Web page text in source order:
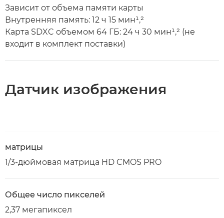
Зависит от объема памяти карты
Внутренняя память: 12 ч 15 мин¹,²
Карта SDXC объемом 64 ГБ: 24 ч 30 мин¹,² (не
входит в комплект поставки)
Датчик изображения
матрицы
1/3-дюймовая матрица HD CMOS PRO
Общее число пикселей
2,37 мегапиксел